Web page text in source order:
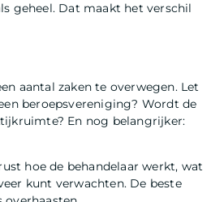
geheel. Dat maakt het verschil
aantal zaken te overwegen. Let
beroepsvereniging? Wordt de
En nog belangrijker:
hoe de behandelaar werkt, wat
kunt verwachten. De beste